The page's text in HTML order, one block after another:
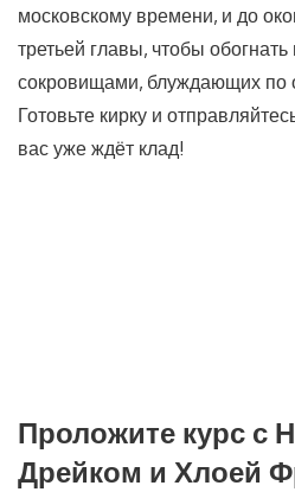
московскому времени, и до
третьей главы, чтобы
сокровищами, блуждающих по
Готовьте кирку и
вас уже ждёт клад!
Проложите курс с
Дрейком и Хлоей